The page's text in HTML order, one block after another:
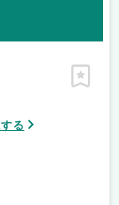
る
ピン留